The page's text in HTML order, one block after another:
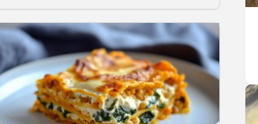
sladkorja, ji dodajte cimet.